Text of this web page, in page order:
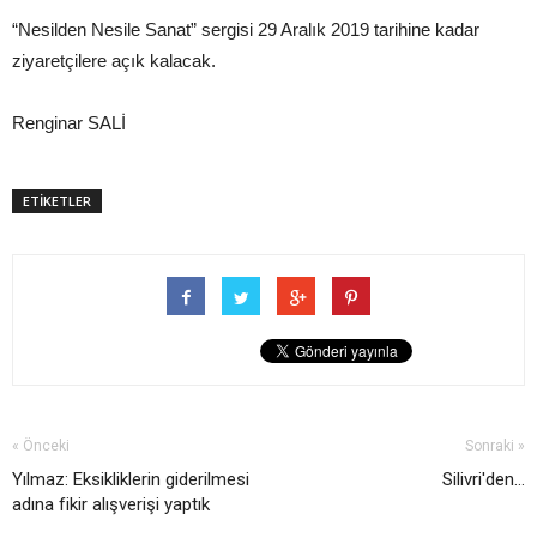
“Nesilden Nesile Sanat” sergisi 29 Aralık 2019 tarihine kadar
ziyaretçilere açık kalacak.
Renginar SALİ
ETİKETLER
« Önceki
Yılmaz: Eksikliklerin giderilmesi
adına fikir alışverişi yaptık
Sonraki »
Silivri'den...